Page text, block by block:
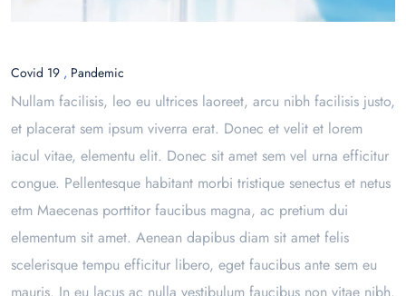
Covid 19 , Pandemic
Nullam facilisis, leo eu ultrices laoreet, arcu nibh facilisis justo,
et placerat sem ipsum viverra erat. Donec et velit et lorem
iacul vitae, elementu elit. Donec sit amet sem vel urna efficitur
congue. Pellentesque habitant morbi tristique senectus et netus
etm Maecenas porttitor faucibus magna, ac pretium dui
elementum sit amet. Aenean dapibus diam sit amet felis
scelerisque tempu efficitur libero, eget faucibus ante sem eu